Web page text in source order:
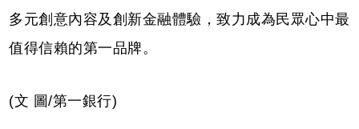
多元創意內容及創新金融體驗，致力成為民眾心中最
值得信賴的第一品牌。
(文 圖/第一銀行)